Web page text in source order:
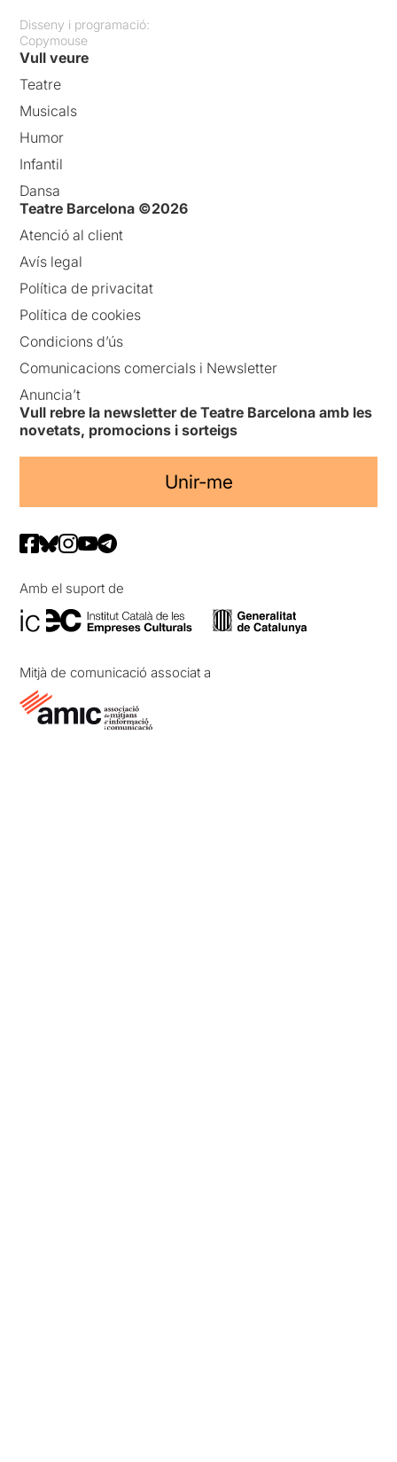
Disseny i programació:
Copymouse
Vull veure
Teatre
Musicals
Humor
Infantil
Dansa
Teatre Barcelona ©2026
Atenció al client
Avís legal
Política de privacitat
Política de cookies
Condicions d’ús
Comunicacions comercials i Newsletter
Anuncia’t
Vull rebre la newsletter de Teatre Barcelona amb les
novetats, promocions i sorteigs
Unir-me
Amb el suport de
Mitjà de comunicació associat a